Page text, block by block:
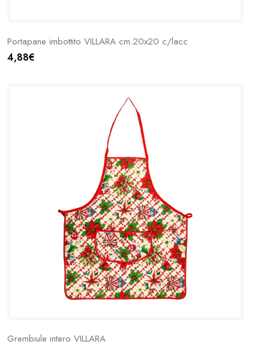
Portapane imbottito VILLARA cm.20x20 c/lacc
4,88€
Grembiule intero VILLARA